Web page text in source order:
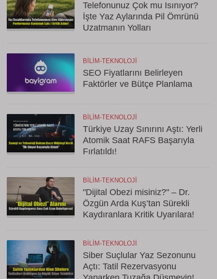
Telefonunuz Çok mu Isınıyor?
İşte Yaz Aylarında Pil Ömrünü
Uzatmanın Yolları
BILIM-TEKNOLOJI
SEO Fiyatlarını Belirleyen
Faktörler ve Bütçe Planlama
BILIM-TEKNOLOJI
Türkiye Uzay Sınırını Aştı: Yerli
Atomik Saat RAFS Başarıyla
Fırlatıldı!
BILIM-TEKNOLOJI
"Dijital Obezi misiniz?" – Dr.
Özgün Arda Kuş’tan Sürekli
Kaydıranlara Kritik Uyarılara!
BILIM-TEKNOLOJI
Siber Suçlular Yaz Sezonunu
Açtı: Tatil Rezervasyonu